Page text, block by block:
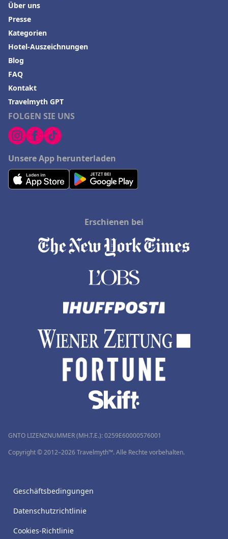
FOLGEN SIE UNS
Unsere App herunterladen
Über uns
Presse
Kategorien
Hotel-Auszeichnungen
Blog
FAQ
Kontakt
Travelmyth GPT
Erschienen bei
GNTO LIZENZNUMMER (MH.T.E.): 0259Ε60000576001
Copyright © 2012–2026 Travelmyth™. Alle Rechte vorbehalten.
Geschäftsbedingungen
Datenschutzrichtlinie
Cookies-Richtlinie